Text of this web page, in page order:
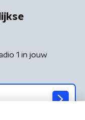
1 in jouw